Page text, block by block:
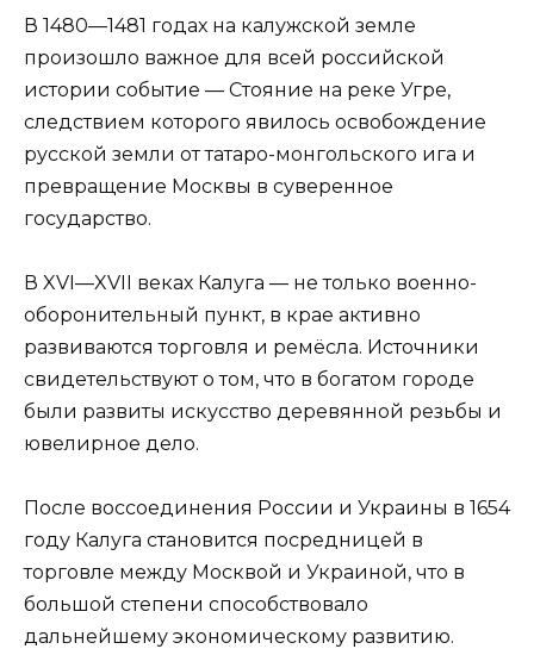
В 1480—1481 годах на калужской земле
произошло важное для всей российской
истории событие — Стояние на реке Угре,
следствием которого явилось освобождение
русской земли от татаро-монгольского ига и
превращение Москвы в суверенное
государство.
В XVI—XVII веках Калуга — не только военно-
оборонительный пункт, в крае активно
развиваются торговля и ремёсла. Источники
свидетельствуют о том, что в богатом городе
были развиты искусство деревянной резьбы и
ювелирное дело.
После воссоединения России и Украины в 1654
году Калуга становится посредницей в
торговле между Москвой и Украиной, что в
большой степени способствовало
дальнейшему экономическому развитию.